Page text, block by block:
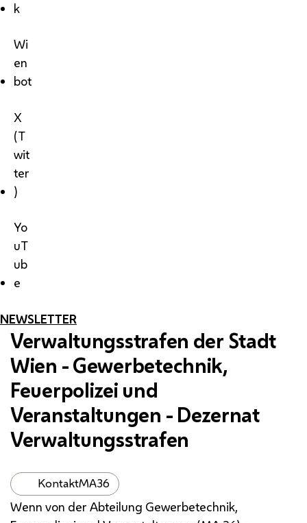
k
Wi
en
bot
X
(T
wit
ter
)
Yo
uT
ub
e
NEWSLETTER
Verwaltungsstrafen der Stadt
Wien - Gewerbetechnik,
Feuerpolizei und
Veranstaltungen - Dezernat
Verwaltungsstrafen
KontaktMA36
Wenn von der Abteilung Gewerbetechnik,